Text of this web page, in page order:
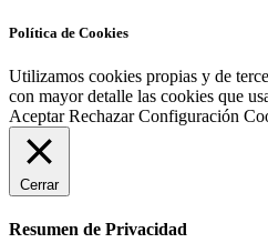
Política de Cookies
Utilizamos cookies propias y de
con mayor detalle las cookies que
Aceptar Rechazar Configuración
Cerrar
Resumen de Privacidad